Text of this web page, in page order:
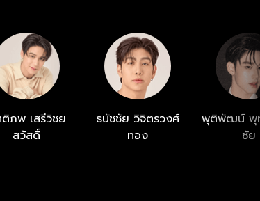
ภพ เสรีวิชย
สวัสดิ์
ธนัชชัย วิจิตรวงศ์
ทอง
พุติพัฒน์ พุท
ชัย